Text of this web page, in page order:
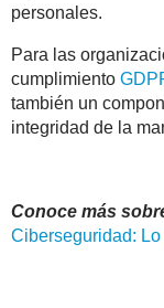
personales.
Para las
cumplimiento
también un
integridad de la
Conoce más
Ciberseguridad: